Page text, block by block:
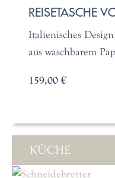
REISETASCHE
Italienisches
aus waschbarem
159,00 €
KÜCHE